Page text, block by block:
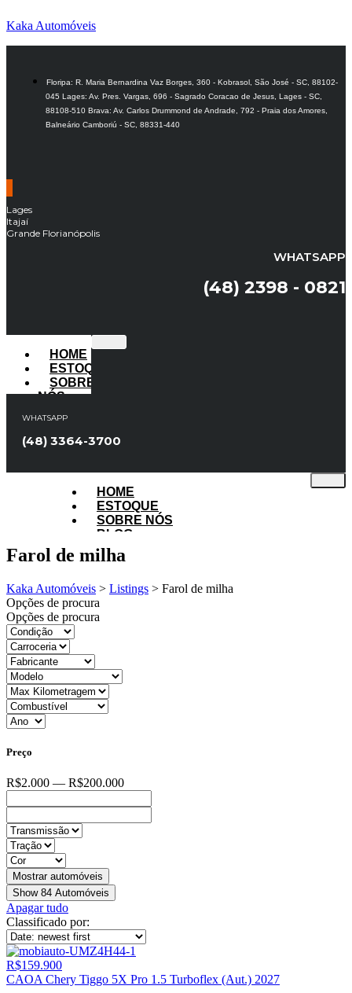
Kaka Automóveis
Floripa: R. Maria Bernardina Vaz Borges, 360 - Kobrasol, São José - SC, 88102-
045 Lages: Av. Pres. Vargas, 696 - Sagrado Coracao de Jesus, Lages - SC,
88108-510 Brava: Av. Carlos Drummond de Andrade, 792 - Praia dos Amores,
Balneário Camboriú - SC, 88331-440
Lages
Itajaí
Grande Florianópolis
WHATSAPP
(48) 2398 - 0821
HOME
ESTOQUE
SOBRE
NÓS
FALE
CONOSCO
WHATSAPP
(48) 3364-3700
HOME
ESTOQUE
SOBRE NÓS
BLOG
FALE CONOSCO
X
Farol de milha
Kaka Automóveis > Listings > Farol de milha
Opções de procura
Opções de procura
Preço
R$2.000 — R$200.000
Show 84 Automóveis
Apagar tudo
Classificado por:
R$159.900
CAOA Chery Tiggo 5X Pro 1.5 Turboflex (Aut.) 2027